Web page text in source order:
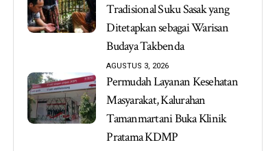
Tradisional Suku Sasak yang
Ditetapkan sebagai Warisan
Budaya Takbenda
AGUSTUS 3, 2026
Permudah Layanan Kesehatan
Masyarakat, Kalurahan
Tamanmartani Buka Klinik
Pratama KDMP